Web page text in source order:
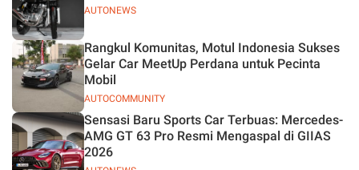
AUTONEWS
AUTOCOMMUNITY
Rangkul Komunitas, Motul Indonesia Sukses
Gelar Car MeetUp Perdana untuk Pecinta
Mobil
Sensasi Baru Sports Car Terbuas: Mercedes-
AMG GT 63 Pro Resmi Mengaspal di GIIAS
2026